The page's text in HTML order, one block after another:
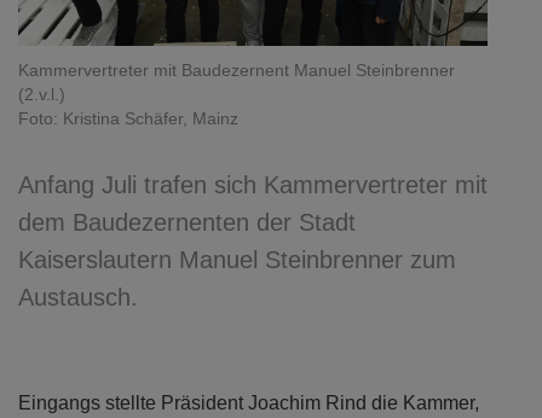
Kammervertreter mit Baudezernent Manuel Steinbrenner
(2.v.l.)
Foto: Kristina Schäfer, Mainz
Anfang Juli trafen sich Kammervertreter mit
dem Baudezernenten der Stadt
Kaiserslautern Manuel Steinbrenner zum
Austausch.
Eingangs stellte Präsident Joachim Rind die Kammer,